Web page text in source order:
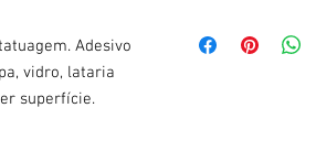
Adesivo
vidro, lataria
superfície.